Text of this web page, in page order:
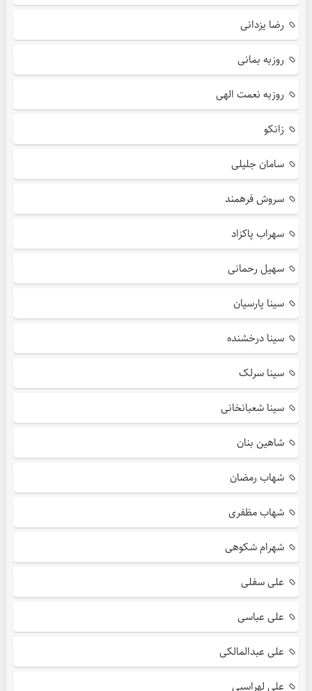
رضا یزدانی
روزبه بمانی
روزبه نعمت الهی
زانکو
سامان جلیلی
سروش فرهمند
سهراب پاکزاد
سهیل رحمانی
سینا پارسیان
سینا درخشنده
سینا سرلک
سینا شعبانخانی
شاهین بنان
شهاب رمضان
شهاب مظفری
شهرام شکوهی
علی سفلی
علی عباسی
علی عبدالمالکی
علی لهراسبی